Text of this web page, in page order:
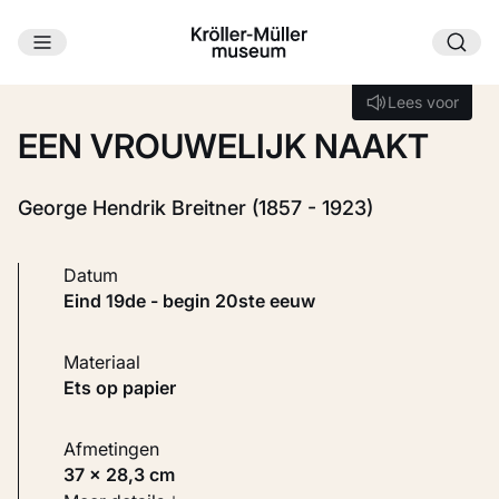
Ga naar hoofdinhoud
Lees voor
Lees voor
EEN VROUWELIJK NAAKT
George Hendrik Breitner (1857 - 1923)
Datum
eind 19de - begin 20ste eeuw
Materiaal
Ets op papier
Afmetingen
37 × 28,3 cm